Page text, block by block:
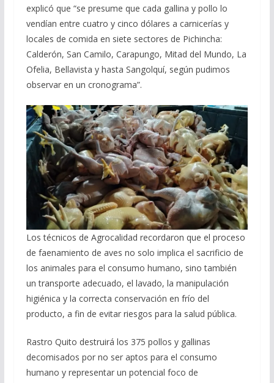
explicó que “se presume que cada gallina y pollo lo
vendían entre cuatro y cinco dólares a carnicerías y
locales de comida en siete sectores de Pichincha:
Calderón, San Camilo, Carapungo, Mitad del Mundo, La
Ofelia, Bellavista y hasta Sangolquí, según pudimos
observar en un cronograma”.
Los técnicos de Agrocalidad recordaron que el proceso
de faenamiento de aves no solo implica el sacrificio de
los animales para el consumo humano, sino también
un transporte adecuado, el lavado, la manipulación
higiénica y la correcta conservación en frío del
producto, a fin de evitar riesgos para la salud pública.
Rastro Quito destruirá los 375 pollos y gallinas
decomisados por no ser aptos para el consumo
humano y representar un potencial foco de